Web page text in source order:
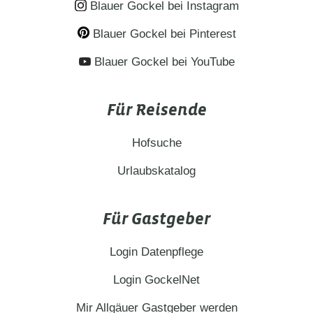
Blauer Gockel bei Instagram
Blauer Gockel bei Pinterest
Blauer Gockel bei YouTube
Für Reisende
Hofsuche
Urlaubskatalog
Für Gastgeber
Login Datenpflege
Login GockelNet
Mir Allgäuer Gastgeber werden